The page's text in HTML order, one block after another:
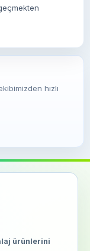
hızlı
ürünlerini